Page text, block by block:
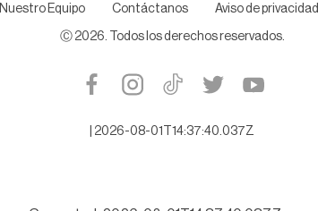
Nuestro Equipo Contáctanos Aviso de privacidad
Ⓒ 2026 . Todos los derechos reservados.
2026-08-01T14:37:40.037Z